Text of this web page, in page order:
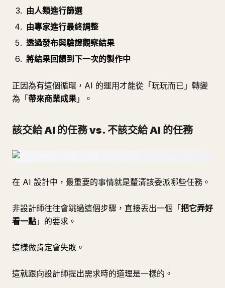
由人類進行篩選
由專家進行最終調整
透過發布與驗證觀察結果
將結果回饋到下一次的製作中
正因為有這個循環，AI 的運用才能從「玩玩而已」轉變
為「帶來商業成果」。
該交給 AI 的任務 vs. 不該交給 AI 的任務
在 AI 設計中，最重要的事情就是釐清該委派哪些任務。
非設計師往往會跳過這個步驟，直接丟出一個「把它弄好
看一點 」的要求。
這樣做肯定會失敗。
這就跟向設計師提出需求時的道理是一樣的。